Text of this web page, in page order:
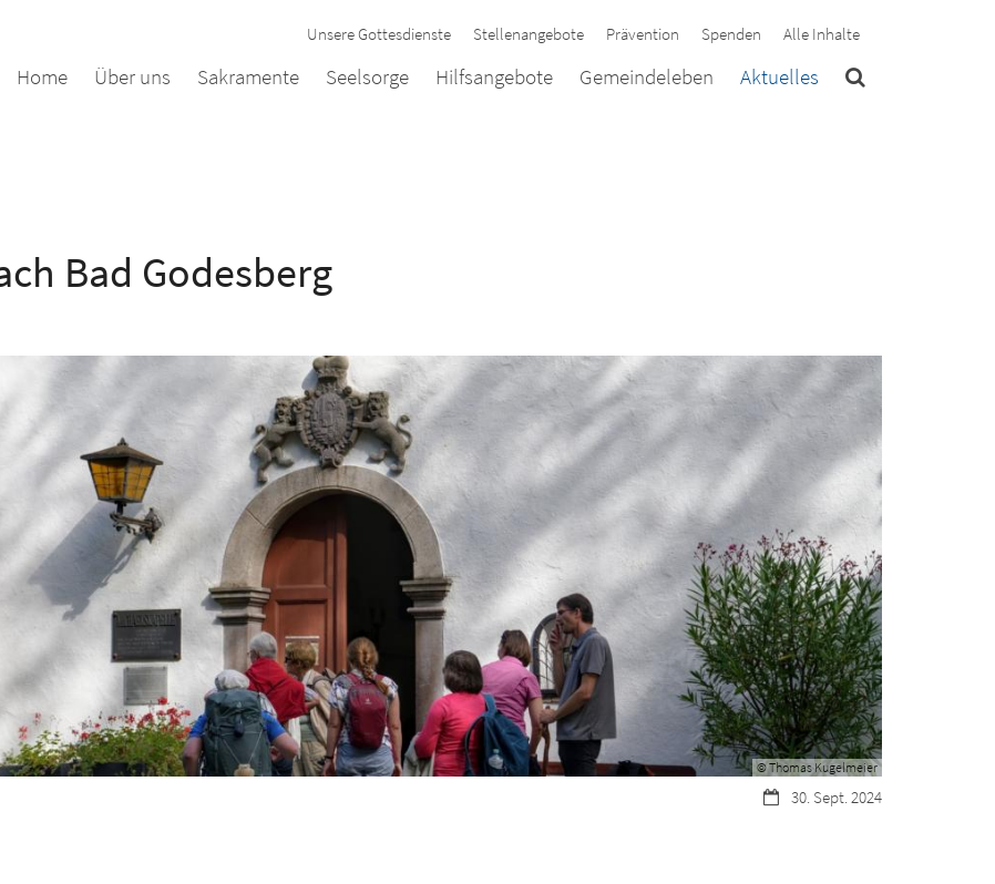
Unsere Gottesdienste Stellenangebote Prävention Spenden Alle Inhalte
Home Über uns Sakramente Seelsorge Hilfsangebote Gemeindeleben Aktuelles
Bad Godesberg
© Thomas Kugelmeier
Datum:30. Sept. 2024